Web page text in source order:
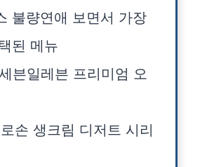
불량연애 보면서 가장
된 메뉴
븐일레븐 프리미엄 오
손 생크림 디저트 시리